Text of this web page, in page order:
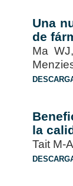
Una
de
Ma
la
Tait M-